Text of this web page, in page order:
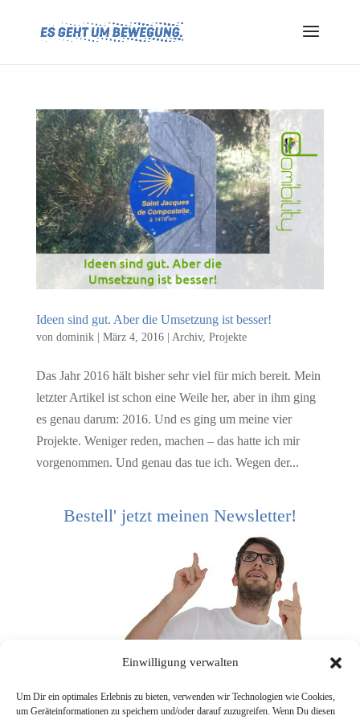
Einwilligung verwalten
Um Dir ein optimales Erlebnis zu bieten, verwenden wir Technologien wie Cookies,
um Geräteinformationen zu speichern und/oder darauf zuzugreifen. Wenn Du diesen
Ideen sind gut. Aber die Umsetzung ist besser!
von dominik| März 4, 2016| Archiv, Projekte
Das Jahr 2016 hält bisher sehr viel für mich bereit. Mein
letzter Artikel ist schon eine Weile her, aber in ihm ging
es genau darum: 2016. Und es ging um meine vier
Projekte. Weniger reden, machen – das hatte ich mir
vorgenommen. Und genau das tue ich. Wegen der...
Bestell' jetzt meinen Newsletter!